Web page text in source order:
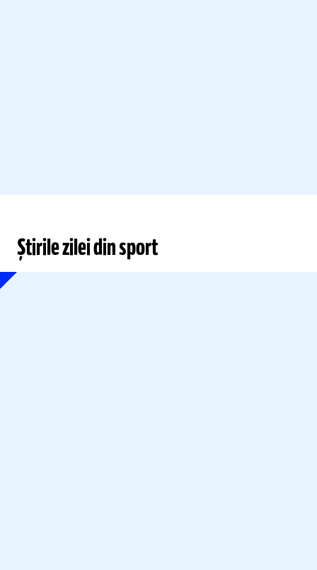
Știrile zilei din sport